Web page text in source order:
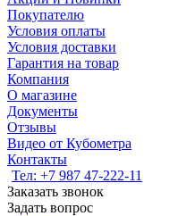
Покупателю
Условия оплаты
Условия доставки
Гарантия на товар
Компания
О магазине
Документы
Отзывы
Видео от Кубометра
Контакты
Тел: +7 987 47-222-11
Заказать звонок
Задать вопрос